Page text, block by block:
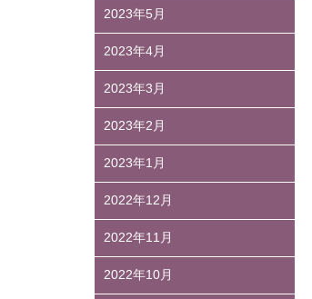
2023年5月
2023年4月
2023年3月
2023年2月
2023年1月
2022年12月
2022年11月
2022年10月